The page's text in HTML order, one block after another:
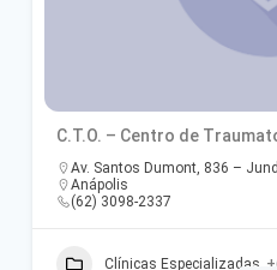
C.T.O. – Centro de
Av. Santos Dumont, 836 –
Anápolis
(62) 3098-2337
Clínicas Especializadas